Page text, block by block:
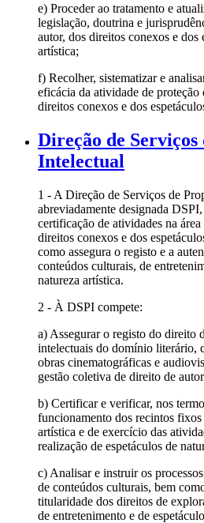
e) Proceder ao tratamento e
legislação, doutrina e
autor, dos direitos conexos e dos
artística;
f) Recolher, sistematizar e
eficácia da atividade de
direitos conexos e dos
Direção de
Intelectual
1 - A Direção de Serviços de
abreviadamente designada
certificação de atividades na
direitos conexos e dos
como assegura o registo e a
conteúdos culturais, de
natureza artística.
2 - À DSPI compete:
a) Assegurar o registo do direito
intelectuais do domínio literário,
obras cinematográficas e
gestão coletiva de direito de
b) Certificar e verificar, nos
funcionamento dos recintos fixos
artística e de exercício das
realização de espetáculos de
c) Analisar e instruir os
de conteúdos culturais, bem
titularidade dos direitos de
de entretenimento e de